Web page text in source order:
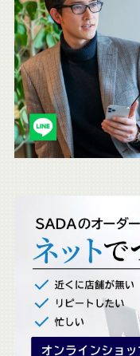
ち
ら
も
チ
ェ